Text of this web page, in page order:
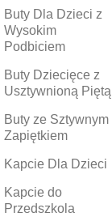
Buty Dla Dzieci z
Wysokim
Podbiciem
Buty Dziecięce z
Usztywnioną Piętą
Buty ze Sztywnym
Zapiętkiem
Kapcie Dla Dzieci
Kapcie do
Przedszkola